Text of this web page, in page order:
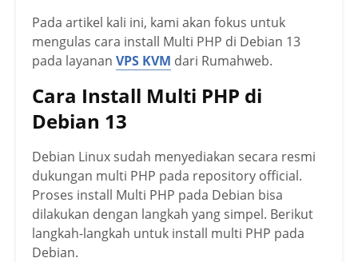
Pada artikel kali ini, kami akan fokus untuk
mengulas cara install Multi PHP di Debian 13
pada layanan VPS KVM dari Rumahweb.
Cara Install Multi PHP di
Debian 13
Debian Linux sudah menyediakan secara resmi
dukungan multi PHP pada repository official.
Proses install Multi PHP pada Debian bisa
dilakukan dengan langkah yang simpel. Berikut
langkah-langkah untuk install multi PHP pada
Debian.